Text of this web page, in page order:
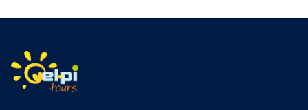
ci sono avventurieri a cui non importa come arrivare a
andare spontaneamente al loro viaggio. Ma anche tra noi
ci sono quelli che, a causa di vari obblighi, semplicemente
non sono […]